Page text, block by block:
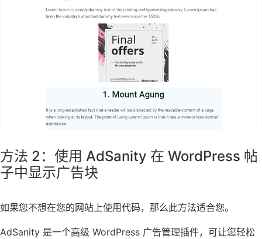
方法 2：使用 AdSanity 在 WordPress 帖
子中显示广告块
如果您不想在您的网站上使用代码，那么此方法适合您。
AdSanity 是一个高级 WordPress 广告管理插件，可让您轻松